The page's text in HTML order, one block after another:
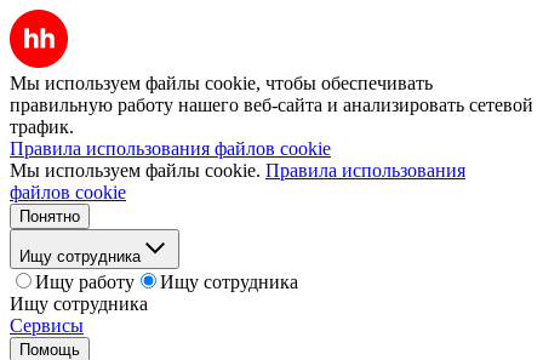
Мы используем файлы cookie, чтобы обеспечивать
правильную работу нашего веб-сайта и анализировать сетевой
трафик.
Правила использования файлов cookie
Мы используем файлы cookie. Правила использования
файлов cookie
Понятно
Ищу сотрудника
Ищу работу
Ищу сотрудника
Ищу сотрудника
Сервисы
Помощь